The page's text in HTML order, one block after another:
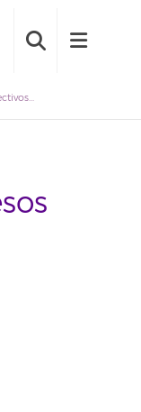
Actualización listados en procesos selectivos: 2025BDB002, 2025BDE007 y 2025BDE019 [15/05/2025]